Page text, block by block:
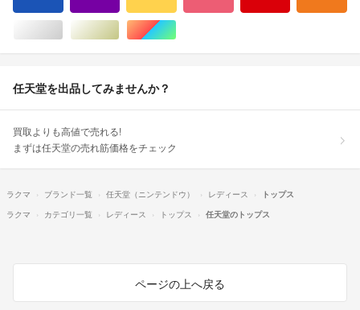
シルバー/銀色系ゴールド/金色系マルチカラー
任天堂を出品してみませんか？
買取よりも高値で売れる!
まずは任天堂の売れ筋価格をチェック
ラクマ ブランド一覧 任天堂（ニンテンドウ） レディース
トップス
ラクマ
カテゴリ一覧 レディース トップス 任天堂のトップス
ページの上へ戻る